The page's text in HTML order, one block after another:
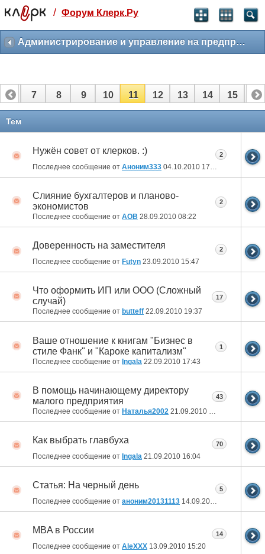
Святые угодники, Клерк без рекламы
прекрасен:)
3 месяца
259
-10%
полгода
499 ₽
Отмена Оплатить
/ Форум Клерк.Ру
Администрирование и управление на предприятии
6 7 8 9 10 11 12 13 14 15 16
22
Тем
Нужён совет от клерков. :)
Последнее сообщение от Аноним333 04.10.2010 17:55
2
Слияние бухгалтеров и планово-
экономистов
Последнее сообщение от АОВ 28.09.2010 08:22
2
Доверенность на заместителя
Последнее сообщение от Futyn 23.09.2010 15:47
2
Что оформить ИП или ООО (Сложный
случай)
Последнее сообщение от butteff 22.09.2010 19:37
17
Ваше отношение к книгам "Бизнес в
стиле Фанк" и "Кароке капитализм"
Последнее сообщение от Ingala 22.09.2010 17:43
1
В помощь начинающему директору
малого предприятия
Последнее сообщение от Наталья2002 21.09.2010
43
Как выбрать главбуха
Последнее сообщение от Ingala 21.09.2010 16:04
70
Статья: На черный день
Последнее сообщение от аноним20131113 14.09.2010
5
MBA в России
Последнее сообщение от AleXXX 13.09.2010 15:20
14